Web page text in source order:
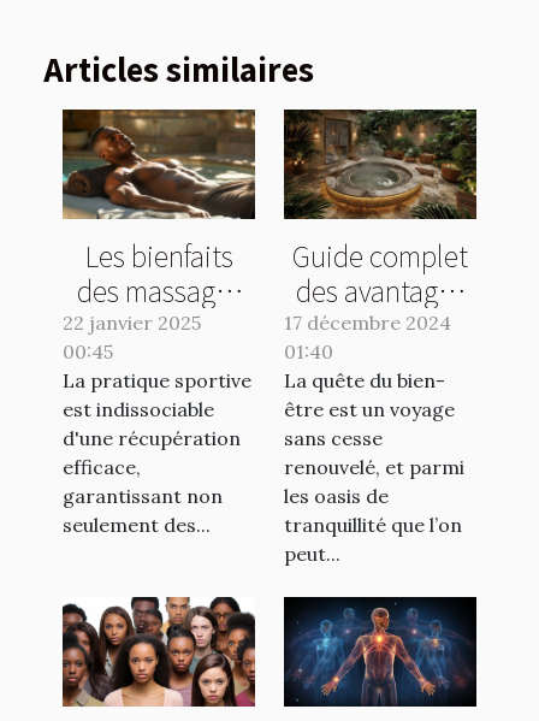
Articles similaires
Les bienfaits
des massages
sportifs pour la
récupération
musculaire
22 janvier 2025
00:45
La pratique sportive
est indissociable
d'une récupération
efficace,
garantissant non
seulement des...
Guide complet
des avantages
d'un hammam
privatif pour la
détente
17 décembre 2024
01:40
La quête du bien-
être est un voyage
sans cesse
renouvelé, et parmi
les oasis de
tranquillité que l’on
peut...